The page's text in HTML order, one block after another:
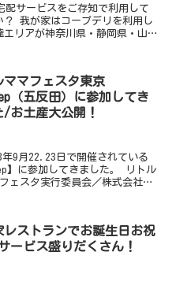
配サービスをご存知で利用して
？ 我が家はコープデリを利用し
リアが神奈川県・静岡県・山梨
ママフェスタ東京
（五反田）に参加してき
/お土産大公開！
年9月22.23日で開催されている
】に参加してきました。 リトル
ェスタ実行委員会／株式会社エ
レストランでお誕生日お祝
ービス盛りだくさん！